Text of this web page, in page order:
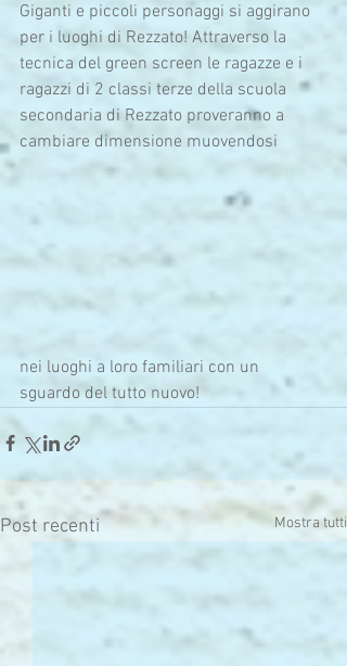
Giganti e piccoli personaggi si aggirano
per i luoghi di Rezzato! Attraverso la
tecnica del green screen le ragazze e i
ragazzi di 2 classi terze della scuola
secondaria di Rezzato proveranno a
cambiare dimensione muovendosi
nei luoghi a loro familiari con un
sguardo del tutto nuovo!
Post recenti Mostra tutti